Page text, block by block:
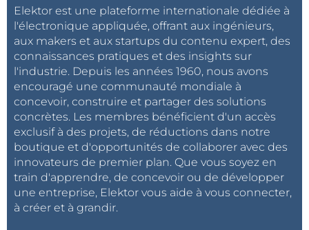
Elektor est une plateforme internationale dédiée à
l'électronique appliquée, offrant aux ingénieurs,
aux makers et aux startups du contenu expert, des
connaissances pratiques et des insights sur
l'industrie. Depuis les années 1960, nous avons
encouragé une communauté mondiale à
concevoir, construire et partager des solutions
concrètes. Les membres bénéficient d'un accès
exclusif à des projets, de réductions dans notre
boutique et d'opportunités de collaborer avec des
innovateurs de premier plan. Que vous soyez en
train d'apprendre, de concevoir ou de développer
une entreprise, Elektor vous aide à vous connecter,
à créer et à grandir.